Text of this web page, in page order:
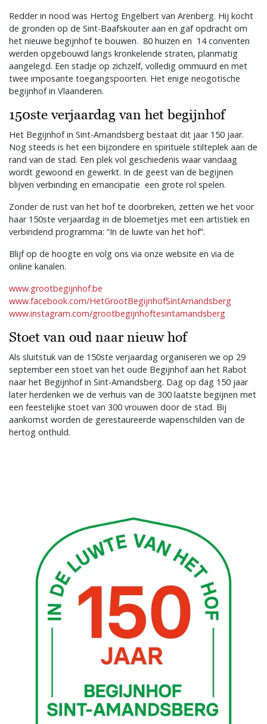
Redder in nood was Hertog Engelbert van Arenberg. Hij kocht
de gronden op de Sint-Baafskouter aan en gaf opdracht om
het nieuwe begijnhof te bouwen. 80 huizen en 14 conventen
werden opgebouwd langs kronkelende straten, planmatig
aangelegd. Een stadje op zichzelf, volledig ommuurd en met
twee imposante toegangspoorten. Het enige neogotische
begijnhof in Vlaanderen.
150ste verjaardag van het begijnhof
Het Begijnhof in Sint-Amandsberg bestaat dit jaar 150 jaar.
Nog steeds is het een bijzondere en spirituele stilteplek aan de
rand van de stad. Een plek vol geschiedenis waar vandaag
wordt gewoond en gewerkt. In de geest van de begijnen
blijven verbinding en emancipatie een grote rol spelen.
Zonder de rust van het hof te doorbreken, zetten we het voor
haar 150ste verjaardag in de bloemetjes met een artistiek en
verbindend programma: “In de luwte van het hof”.
Blijf op de hoogte en volg ons via onze website en via de
online kanalen.
www.grootbegijnhof.be
www.facebook.com/HetGrootBegijnhofSintAmandsberg
www.instagram.com/grootbegijnhoftesintamandsberg
Stoet van oud naar nieuw hof
Als sluitstuk van de 150ste verjaardag organiseren we op 29
september een stoet van het oude Begijnhof aan het Rabot
naar het Begijnhof in Sint-Amandsberg. Dag op dag 150 jaar
later herdenken we de verhuis van de 300 laatste begijnen met
een feestelijke stoet van 300 vrouwen door de stad. Bij
aankomst worden de gerestaureerde wapenschilden van de
hertog onthuld.